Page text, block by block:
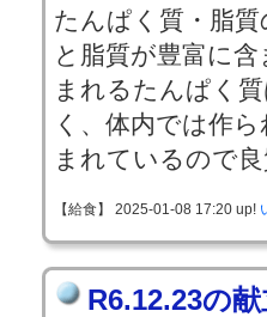
たんぱく質・脂
と脂質が豊富に
まれるたんぱく
く、体内では作
まれているので
【給食】 2025-01-08 17:20 up!
R6.12.23の